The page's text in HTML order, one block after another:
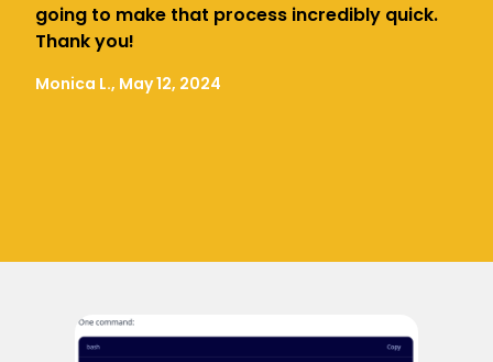
going to make that process incredibly quick.
Thank you!
Monica L., May 12, 2024